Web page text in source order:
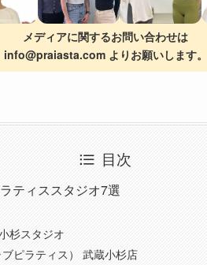
メディアに関するお問い合わせは
info@praiasta.com よりお願いします。
目次
ティススタジオ7選
杉スタジオ
ピラティス） 武蔵小杉店